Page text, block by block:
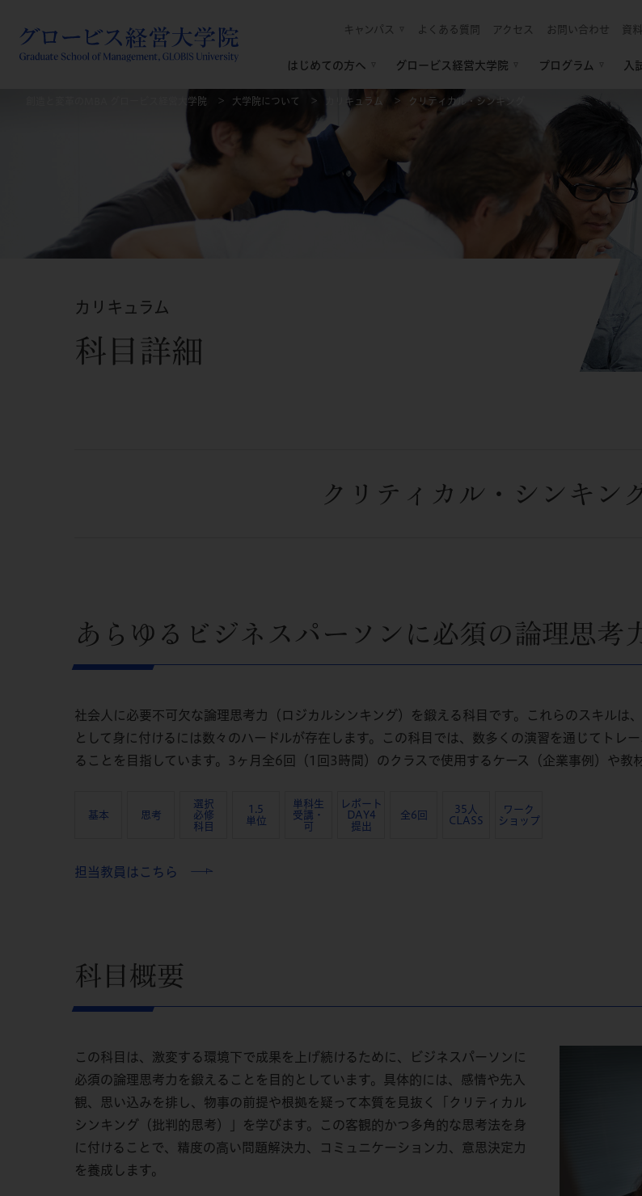
キャンパス よくある質問 アクセス お問い合わせ 資
はじめての方へ グロービス経営大学院 プログラム 入
創造と変革のMBA グロービス経営大学院 大学院について カリキュラム クリティカル・シンキング
カリキュラム
科目詳細
クリティカル・シンキン
あらゆるビジネスパーソンに必須の論理思考
社会人に必要不可欠な論理思考力（ロジカルシンキング）を鍛える科目です。これらのスキルは
として身に付けるには数々のハードルが存在します。この科目では、数多くの演習を通じてトレ
ることを目指しています。3ヶ月全6回（1回3時間）のクラスで使用するケース（企業事例）や教
基本 思考
選択
必修
科目
1.5
単位
単科生
受講・
可
レポート
DAY4
提出
全6回
35人
CLASS
ワーク
ショップ
担当教員はこちら
科目概要
この科目は、激変する環境下で成果を上げ続けるために、ビジネスパーソンに
必須の論理思考力を鍛えることを目的としています。具体的には、感情や先入
観、思い込みを排し、物事の前提や根拠を疑って本質を見抜く「クリティカル
シンキング（批判的思考）」を学びます。この客観的かつ多角的な思考法を身
に付けることで、精度の高い問題解決力、コミュニケーション力、意思決定力
を養成します。